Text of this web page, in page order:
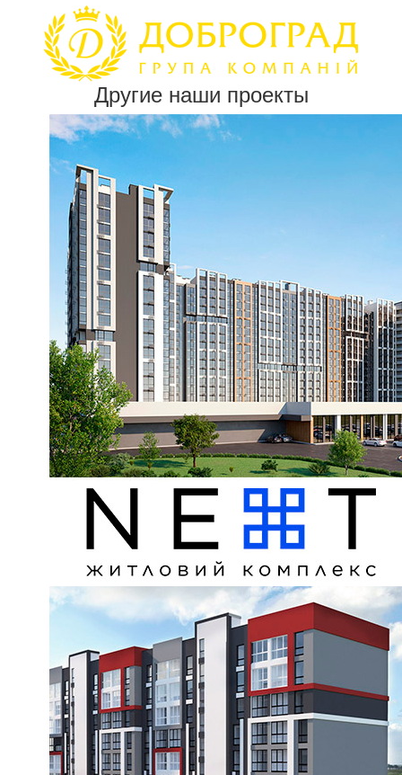
Другие наши проекты